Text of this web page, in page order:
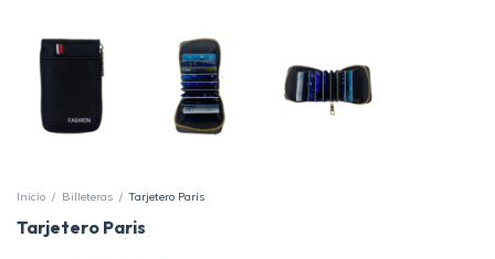
Inicio / Billeteras / Tarjetero Paris
Tarjetero Paris